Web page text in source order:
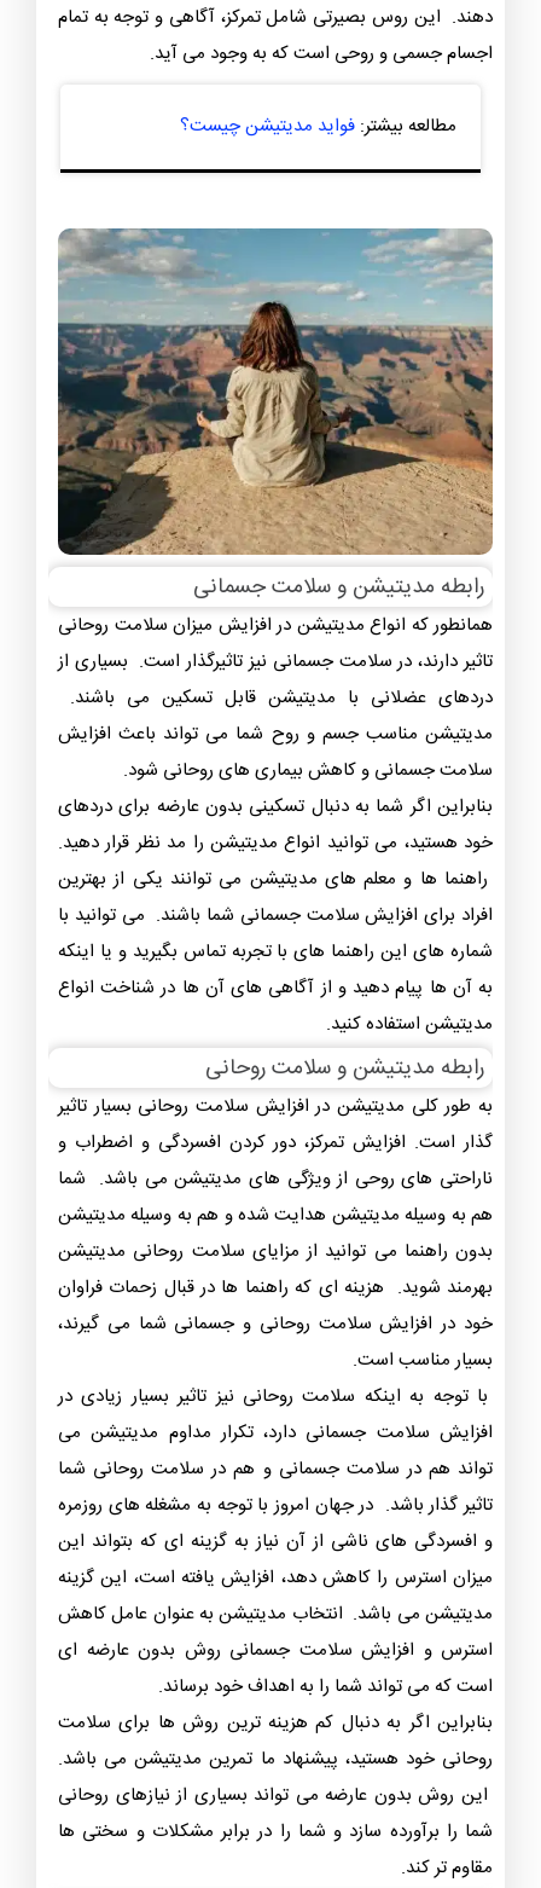
دهند. این روس بصیرتی شامل تمرکز، آگاهی و توجه به تمام
اجسام جسمی و روحی است که به وجود می آید.
مطالعه بیشتر: فواید مدیتیشن چیست؟
رابطه مدیتیشن و سلامت جسمانی
همانطور که انواع مدیتیشن در افزایش میزان سلامت روحانی
تاثیر دارند، در سلامت جسمانی نیز تاثیرگذار است. بسیاری از
دردهای عضلانی با مدیتیشن قابل تسکین می باشند.
مدیتیشن مناسب جسم و روح شما می‌ تواند باعث افزایش
سلامت جسمانی و کاهش بیماری‌ های روحانی شود.
بنابراین اگر شما به دنبال تسکینی بدون عارضه برای دردهای
خود هستید، می توانید انواع مدیتیشن را مد نظر قرار دهید.
راهنما ها و معلم ‌های مدیتیشن می‌ توانند یکی از بهترین
افراد برای افزایش سلامت جسمانی شما باشند. می توانید با
شماره های این راهنما های با تجربه تماس بگیرید و یا اینکه
به آن ها پیام دهید و از آگاهی های آن ها در شناخت انواع
مدیتیشن استفاده کنید.
رابطه مدیتیشن و سلامت روحانی
به طور کلی مدیتیشن در افزایش سلامت روحانی بسیار تاثیر
گذار است. افزایش تمرکز، دور کردن افسردگی و اضطراب و
ناراحتی های روحی از ویژگی های مدیتیشن می باشد. شما
هم به وسیله مدیتیشن هدایت شده و هم به وسیله مدیتیشن
بدون راهنما می توانید از مزایای سلامت روحانی مدیتیشن
بهرمند شوید. هزینه ای که راهنما ها در قبال زحمات فراوان
خود در افزایش سلامت روحانی و جسمانی شما می گیرند،
بسیار مناسب است.
با توجه به اینکه سلامت روحانی نیز تاثیر بسیار زیادی در
افزایش سلامت جسمانی دارد، تکرار مداوم مدیتیشن می
تواند هم در سلامت جسمانی و هم در سلامت روحانی شما
تاثیر گذار باشد. در جهان امروز با توجه به مشغله های روزمره
و افسردگی های ناشی از آن نیاز به گزینه ای که بتواند این
میزان استرس را کاهش دهد، افزایش یافته است، این گزینه
مدیتیشن می باشد. انتخاب مدیتیشن به عنوان عامل کاهش
استرس و افزایش سلامت جسمانی روش بدون عارضه ای
است که می تواند شما را به اهداف خود برساند.
بنابراین اگر به دنبال کم هزینه ترین روش ها برای سلامت
روحانی خود هستید، پیشنهاد ما تمرین مدیتیشن می باشد.
این روش بدون عارضه می ‌تواند بسیاری از نیازهای روحانی
شما را برآورده سازد و شما را در برابر مشکلات و سختی ها
مقاوم تر کند.